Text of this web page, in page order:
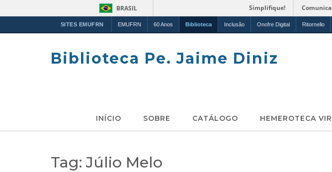
BRASIL Simplifique! Comunica
SITES EMUFRN EMUFRN 60 Anos Biblioteca Inclusão Onofre Digital Ritornello
Biblioteca Pe. Jaime Diniz
INÍCIO SOBRE CATÁLOGO HEMEROTECA
Tag:Júlio Melo